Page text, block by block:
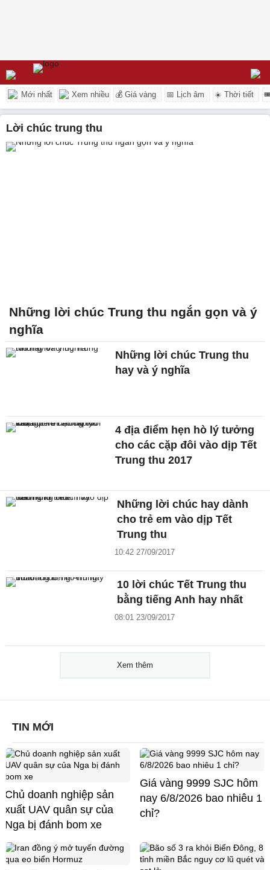
Mới nhất Xem nhiều 💰 Giá vàng 📅 Lịch âm ☀️ Thời tiết
lời chúc trung thu
Những lời chúc Trung thu ngắn gọn và ý
nghĩa
Những lời chúc Trung thu
hay và ý nghĩa
4 địa điểm hẹn hò lý tưởng
cho các cặp đôi vào dịp Tết
Trung thu 2017
Những lời chúc hay dành
cho trẻ em vào dịp Tết
Trung thu
10:42 27/09/2017
10 lời chúc Tết Trung thu
bằng tiếng Anh hay nhất
08:01 23/09/2017
Xem thêm
TIN MỚI
Chủ doanh nghiệp sản
xuất UAV quân sự của
Nga bị đánh bom xe
Giá vàng 9999 SJC hôm
nay 6/8/2026 bao nhiêu 1
chỉ?